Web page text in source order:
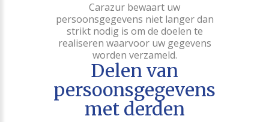
Carazur bewaart uw
persoonsgegevens niet langer dan
strikt nodig is om de doelen te
realiseren waarvoor uw gegevens
worden verzameld.
Delen van
persoonsgegevens
met derden